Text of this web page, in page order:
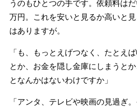
うのもひとつの手です。依頼料は
万円。これを安いと見るか高いと
はありますが。
「も、もっとえげつなく、たとえ
とか、お金を隠し金庫にしまうと
となんかはないわけですか」
「アンタ、テレビや映画の見過ぎ